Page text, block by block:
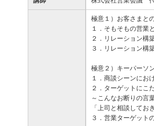
お客さまのさまざまな資金ニーズに応
じたご提案をさせていただきます。
資金の運用に必要な商品、定期預金、
投資信託などをご紹介します。
法人・事業主のお客さまへ情報のご提
供や課題解決のご支援をいたします。
その他各種サービスをご紹介します。
極意１）お客さまと
１．そもそもの営業
２．リレーション構
３．リレーション構
極意２）キーパーソ
１．商談シーンにお
２．ターゲットにこ
～こんなお断りの言
「上司と相談してお
３．営業ターゲット